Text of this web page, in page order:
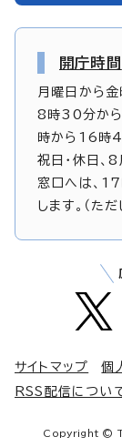
開庁時間
月曜日から金
8時30分から
時から16時
祝日・休日
窓口へは、
します。（た
サイトマップ 個
RSS配信につい
Copyright ©